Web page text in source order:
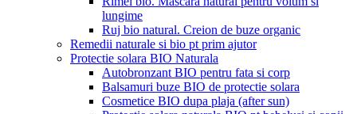
lungime
Ruj bio natural. Creion de buze organic
Remedii naturale si bio pt prim ajutor
Protectie solara BIO Naturala
Autobronzant BIO pentru fata si corp
Balsamuri buze BIO de protectie solara
Cosmetice BIO dupa plaja (after sun)